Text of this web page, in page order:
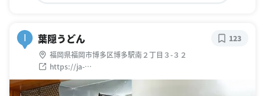
葉隠うどん
福岡県福岡市博多区博多駅南２丁目３-３２
https://ja-
jp.facebook.com/pages/%E8%91%89%E9%9A%A0%E3%8
1%86%E3%81%A9%E3%82%93/164331536959825
123